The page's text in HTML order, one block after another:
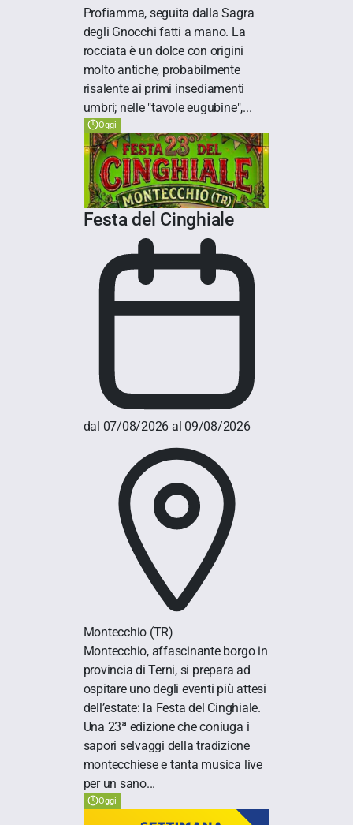
Profiamma, seguita dalla Sagra
degli Gnocchi fatti a mano. La
rocciata è un dolce con origini
molto antiche, probabilmente
risalente ai primi insediamenti
umbri; nelle "tavole eugubine",...
Oggi
Festa del Cinghiale
dal 07/08/2026 al 09/08/2026
Montecchio (TR)
Montecchio, affascinante borgo in
provincia di Terni, si prepara ad
ospitare uno degli eventi più attesi
dell’estate: la Festa del Cinghiale.
Una 23ª edizione che coniuga i
sapori selvaggi della tradizione
montecchiese e tanta musica live
per un sano...
Oggi